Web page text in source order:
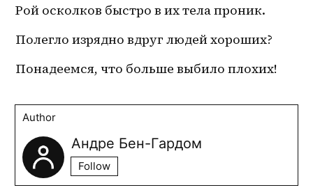
Рой осколков быстро в их тела проник.
Полегло изрядно вдруг людей хороших?
Понадеемся, что больше выбило плохих!
Author
Андре Бен-Гардом
Follow